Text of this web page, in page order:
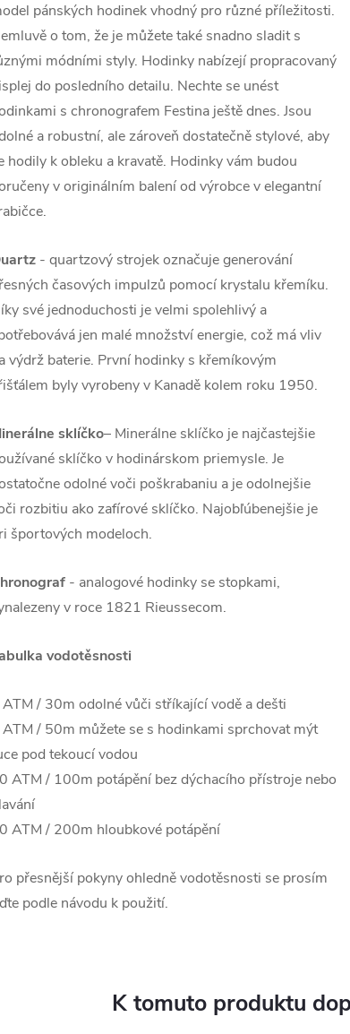
pánských hodinek vhodný pro různé příležitosti.
o tom, že je můžete také snadno sladit s
módními styly. Hodinky nabízejí propracovaný
do posledního detailu. Nechte se unést
s chronografem Festina ještě dnes. Jsou
a robustní, ale zároveň dostatečně stylové, aby
hodily k obleku a kravatě. Hodinky vám budou
v originálním balení od výrobce v elegantní
- quartzový strojek označuje generování
časových impulzů pomocí krystalu křemíku.
své jednoduchosti je velmi spolehlivý a
jen malé množství energie, což má vliv
výdrž baterie. První hodinky s křemíkovým
byly vyrobeny v Kanadě kolem roku 1950.
sklíčko– Minerálne sklíčko je najčastejšie
sklíčko v hodinárskom priemysle. Je
odolné voči poškrabaniu a je odolnejšie
rozbitiu ako zafírové sklíčko. Najobľúbenejšie je
športových modeloch.
- analogové hodinky se stopkami,
v roce 1821 Rieussecom.
vodotěsnosti
/ 30m odolné vůči stříkající vodě a dešti
/ 50m můžete se s hodinkami sprchovat mýt
pod tekoucí vodou
ATM / 100m potápění bez dýchacího přístroje nebo
ATM / 200m hloubkové potápění
přesnější pokyny ohledně vodotěsnosti se prosím
podle návodu k použití.
K tomuto produktu